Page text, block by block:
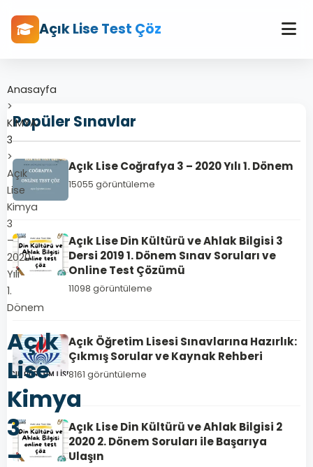
Açık Lise Test Çöz
Anasayfa
>
KİMYA
3
>
Açık
Lise
Kimya
3
–
2020
Yılı
1.
Dönem
Açık
Lise
Kimya
3
–
Popüler Sınavlar
Açık Lise Coğrafya 3 – 2020 Yılı 1. Dönem
15055 görüntüleme
Açık Lise Din Kültürü ve Ahlak Bilgisi 3
Dersi 2019 1. Dönem Sınav Soruları ve
Online Test Çözümü
11098 görüntüleme
Açık Öğretim Lisesi Sınavlarına Hazırlık:
Çıkmış Sorular ve Kaynak Rehberi
8161 görüntüleme
Açık Lise Din Kültürü ve Ahlak Bilgisi 2
2020 2. Dönem Soruları ile Başarıya
Ulaşın